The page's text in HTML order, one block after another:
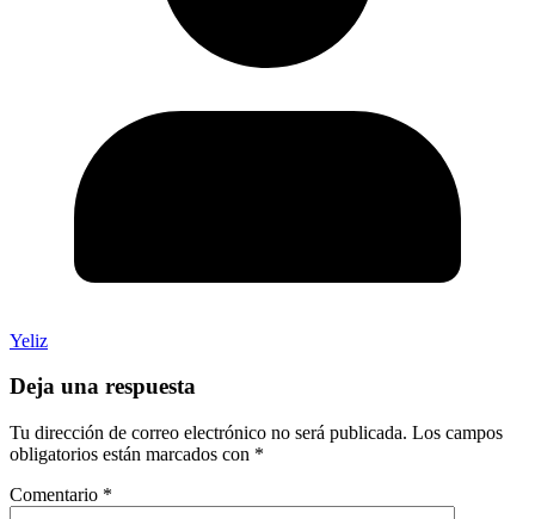
Yeliz
Deja una respuesta
Tu dirección de correo electrónico no será publicada. Los campos
obligatorios están marcados con *
Comentario *